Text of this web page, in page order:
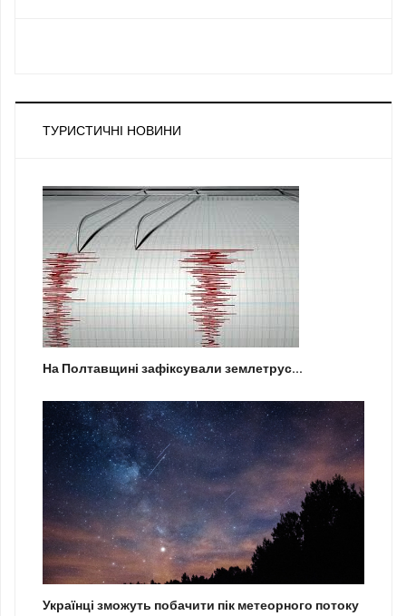
ТУРИСТИЧНІ НОВИНИ
На Полтавщині зафіксували землетрус...
Українці зможуть побачити пік метеорного потоку